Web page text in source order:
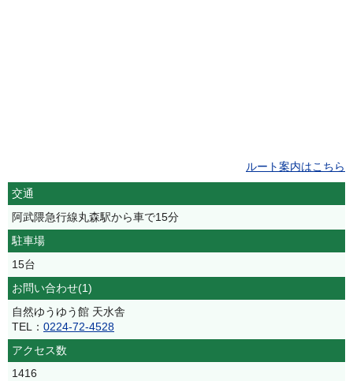
ルート案内はこちら
交通
阿武隈急行線丸森駅から車で15分
駐車場
15台
お問い合わせ(1)
自然ゆうゆう館 天水舎
TEL： 0224-72-4528
アクセス数
1416